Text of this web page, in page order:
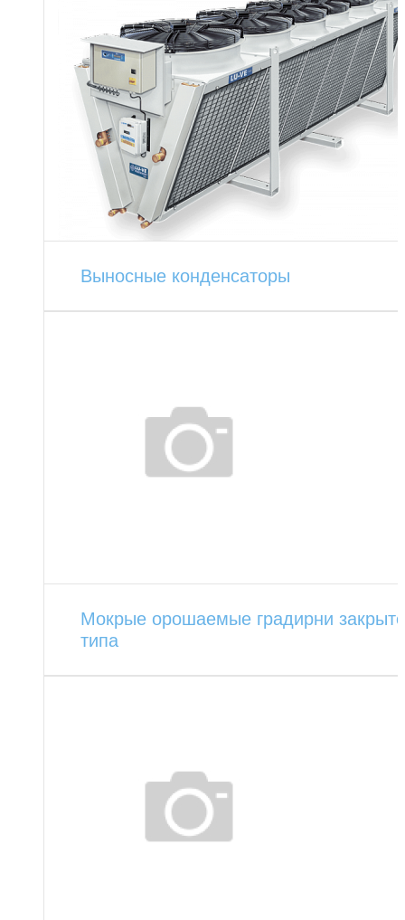
Выносные конденсаторы
Мокрые орошаемые градирни
типа